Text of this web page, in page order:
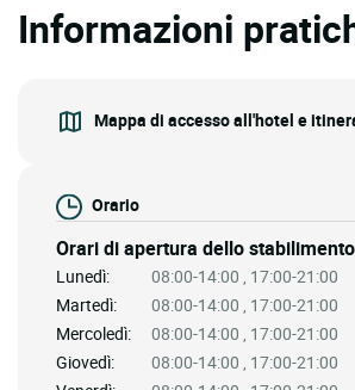
Informazioni
Mappa di accesso all'hotel e
Orario
Orari di apertura dello stabilimento
Lunedì:
08:00-14:00 , 17:00-21:00
Martedì:
08:00-14:00 , 17:00-21:00
Mercoledì:
08:00-14:00 , 17:00-21:00
Giovedì:
08:00-14:00 , 17:00-21:00